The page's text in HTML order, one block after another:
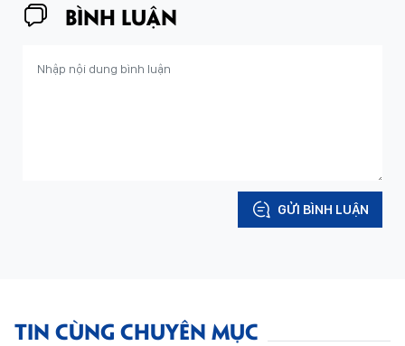
BÌNH LUẬN
GỬI BÌNH LUẬN
TIN CÙNG CHUYÊN MỤC